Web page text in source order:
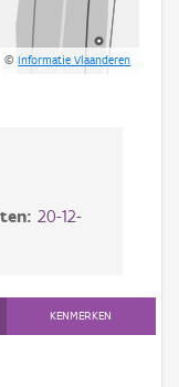
©Informatie Vlaanderen
20-12-
KENMERKEN